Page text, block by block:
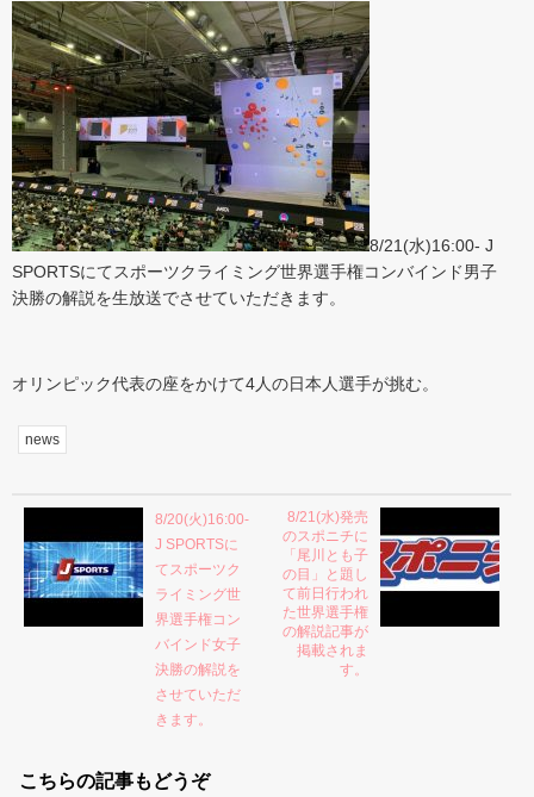
8/21(水)16:00- J
SPORTSにてスポーツクライミング世界選手権コンバインド男子
決勝の解説を生放送でさせていただきます。
オリンピック代表の座をかけて4人の日本人選手が挑む。
news
8/20(火)16:00-
J SPORTSに
てスポーツク
ライミング世
界選手権コン
バインド女子
決勝の解説を
させていただ
きます。
8/21(水)発売
のスポニチに
「尾川とも子
の目」と題し
て前日行われ
た世界選手権
の解説記事が
掲載されま
す。
こちらの記事もどうぞ